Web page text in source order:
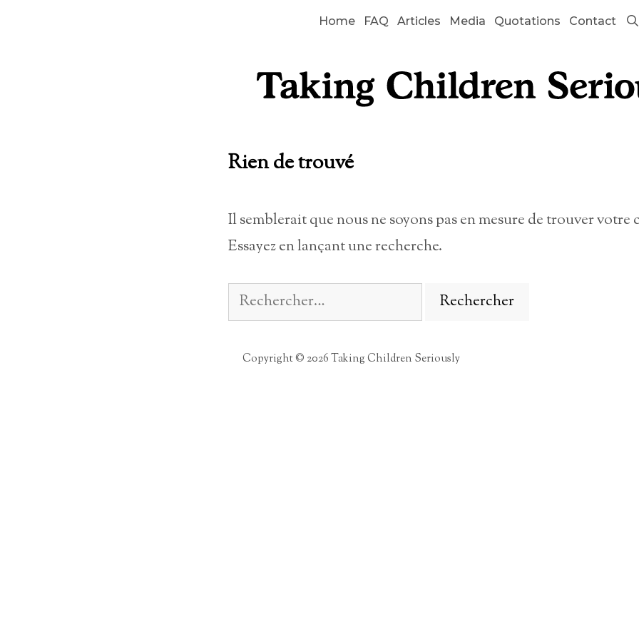
Home FAQ Articles Media Quotations Contact
Rien de trouvé
Il semblerait que nous ne soyons pas en mesure de trouver votre
Essayez en lançant une recherche.
Rechercher :
Copyright © 2026 Taking Children Seriously